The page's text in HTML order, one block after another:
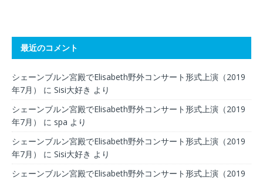
最近のコメント
シェーンブルン宮殿でElisabeth野外コンサート形式上演（2019
年7月）
に Sisi大好き より
シェーンブルン宮殿でElisabeth野外コンサート形式上演（2019
年7月）
に spa より
シェーンブルン宮殿でElisabeth野外コンサート形式上演（2019
年7月）
に Sisi大好き より
シェーンブルン宮殿でElisabeth野外コンサート形式上演（2019